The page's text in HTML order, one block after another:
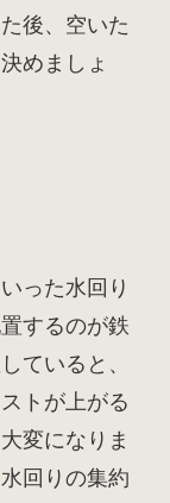
後、空いた
めましょ
った水回り
するのが鉄
ていると、
トが上がる
変になりま
回りの集約